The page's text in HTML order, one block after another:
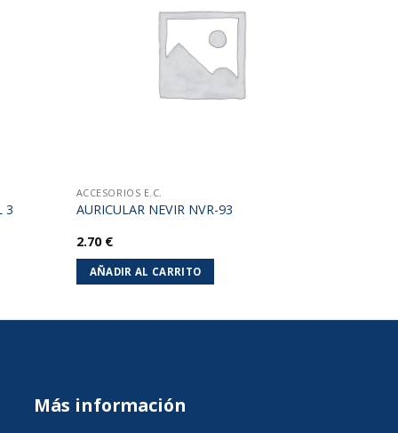
3
ACCESORIOS E.C.
AURICULAR NEVIR NVR-93
2.70 €
AÑADIR AL CARRITO
Más información